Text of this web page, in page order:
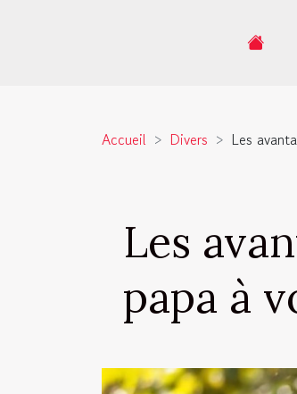
Accueil Divers Les
Les
papa à